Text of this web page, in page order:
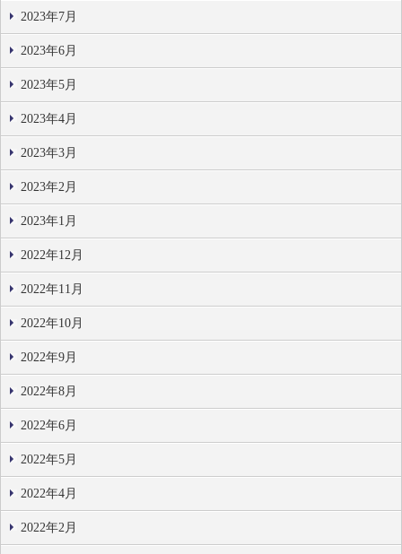
2023年7月
2023年6月
2023年5月
2023年4月
2023年3月
2023年2月
2023年1月
2022年12月
2022年11月
2022年10月
2022年9月
2022年8月
2022年6月
2022年5月
2022年4月
2022年2月